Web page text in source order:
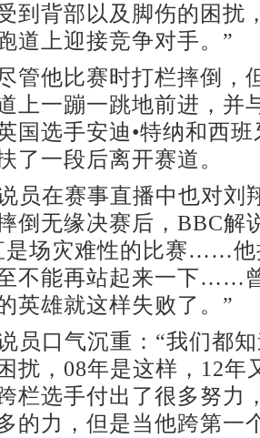
到背部以及脚伤的困扰
道上迎接竞争对手。”
他比赛时打栏摔倒，
上一蹦一跳地前进，并
国选手安迪•特纳和西班
了一段后离开赛道。
在赛事直播中也对刘
倒无缘决赛后，BBC解
是场灾难性的比赛……他
不能再站起来一下……
英雄就这样失败了。”
口气沉重：“我们都知
扰，08年是这样，12年
栏选手付出了很多努力
的力，但是当他跨第一